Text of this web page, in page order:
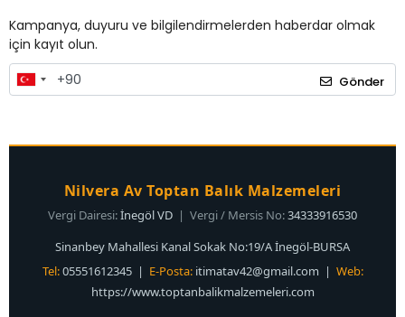
Kampanya, duyuru ve bilgilendirmelerden haberdar olmak
için kayıt olun.
Gönder
Nilvera Av Toptan Balık Malzemeleri
Vergi Dairesi:İnegöl VD | Vergi / Mersis No:34333916530
Sinanbey Mahallesi Kanal Sokak No:19/A İnegöl-BURSA
Tel:05551612345 | E-Posta: itimatav42@gmail.com | Web:
https://www.toptanbalikmalzemeleri.com